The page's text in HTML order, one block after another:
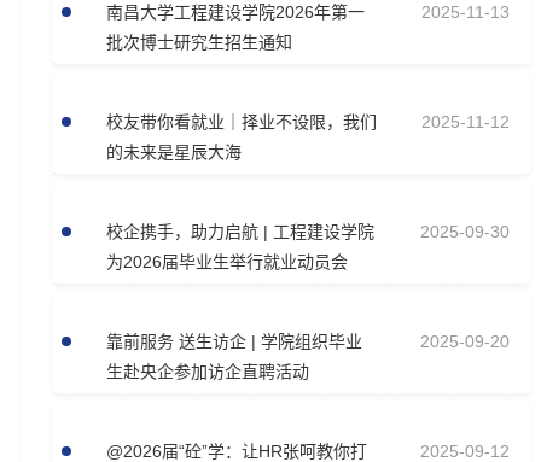
南昌大学工程建设学院2026年第一
批次博士研究生招生通知
2025-11-13
校友带你看就业｜择业不设限，我们
的未来是星辰大海
2025-11-12
校企携手，助力启航 | 工程建设学院
为2026届毕业生举行就业动员会
2025-09-30
靠前服务 送生访企 | 学院组织毕业
生赴央企参加访企直聘活动
2025-09-20
@2026届“砼”学：让HR张呵教你打
2025-09-12